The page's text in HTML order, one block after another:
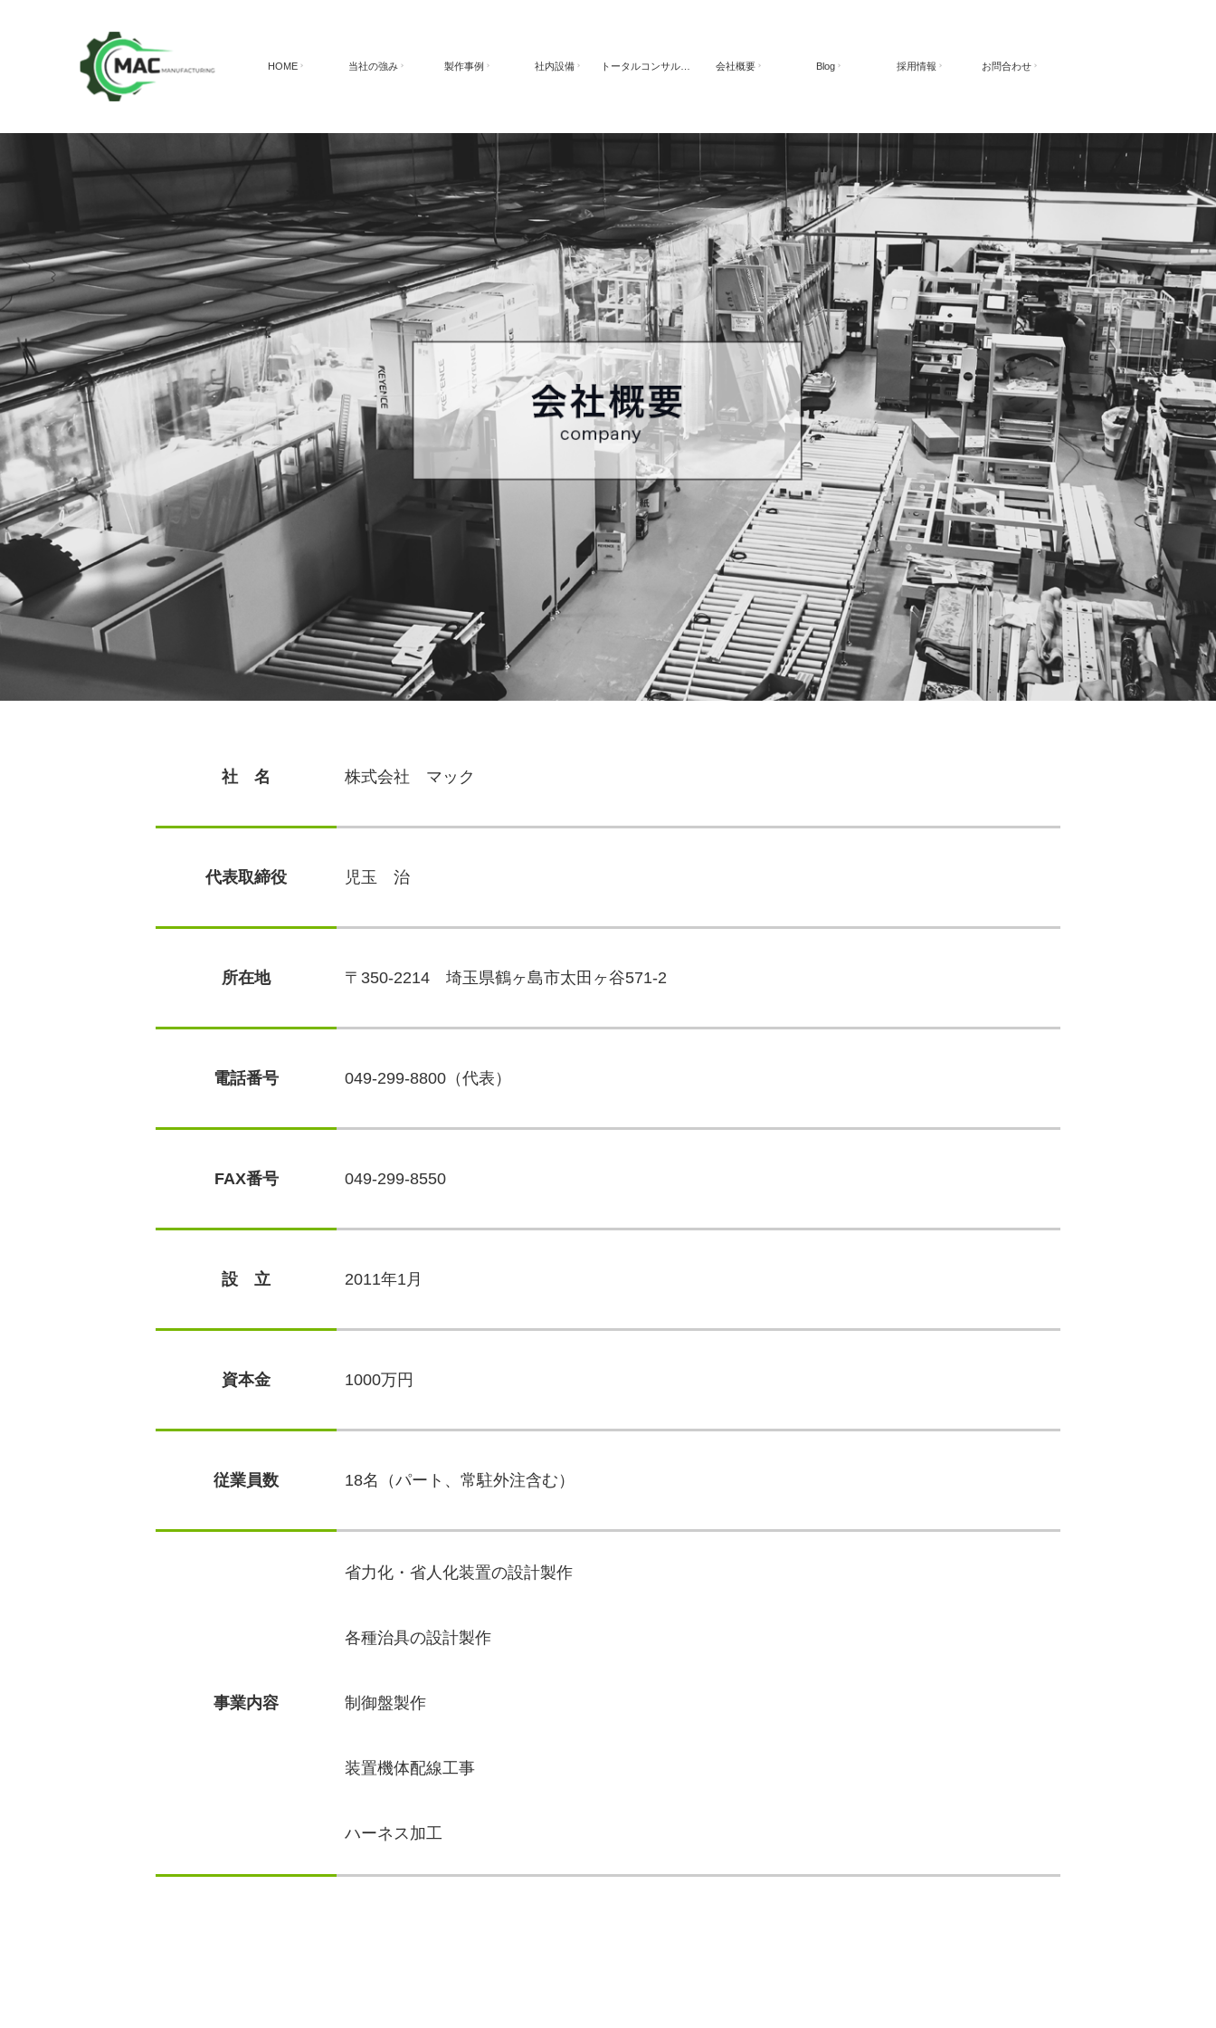
HOME 当社の強み 製作事例 社内設備 会社概要 Blog 採用情報 お問合わせ
社 名 株式会社 マック
代表取締役 児玉 治
所在地 〒350-2214 埼玉県鶴ヶ島市太田ヶ谷571-2
電話番号 049-299-8800（代表）
FAX番号 049-299-8550
設 立 2011年1月
資本金 1000万円
従業員数 18名（パート、常駐外注含む）
事業内容
省力化・省人化装置の設計製作
各種治具の設計製作
制御盤製作
装置機体配線工事
ハーネス加工